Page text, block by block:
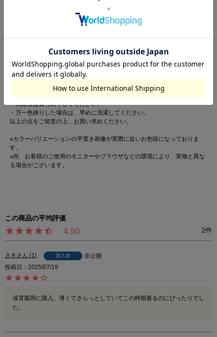
この製品は縫製後、製品染め・製品洗い加工をしています。
・多少のゆがみ、シワ、アタリなど一点一点に微妙な色、サイズ、毛羽立ち
・生地（染料）の特性上、着用中や摩擦により他の物に色が移ることがあり
ますので、特に白や淡色製品と組み合わせて着用する際はご注意ください。
・水濡れ・発汗・雨などで色落ちすることがあります。
・色落ちや色移りの恐れがありますので、単独で洗ってください。
・長時間水に浸けておかないでください。
・濡れたまま他の洗濯物と重ねないでください。
・洗濯後は直ちに干してください。
・万一色移りした場合は、早めに洗濯してください。
以上の点をご留意の上、お買い求めください。
※カラーバリエーションの平置き画像が実際に近いお色味になっておりま
す。
※尚、お客様のご使用のモニターやブラウザなどの環境により、実物と異な
る場合がございます。
4.50 2
さき 1 購入者
非公開
投稿日
2025/07/19
保育園用に購入。薄くてさらっとしていてこの時期着るのにぴったりでし
た。